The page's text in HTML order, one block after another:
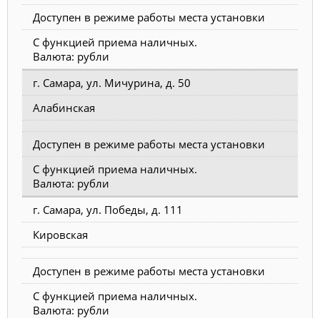
Доступен в режиме работы места установки
С функцией приема наличных.
Валюта: рубли
г. Самара, ул. Мичурина, д. 50
Алабинская
Доступен в режиме работы места установки
С функцией приема наличных.
Валюта: рубли
г. Самара, ул. Победы, д. 111
Кировская
Доступен в режиме работы места установки
С функцией приема наличных.
Валюта: рубли